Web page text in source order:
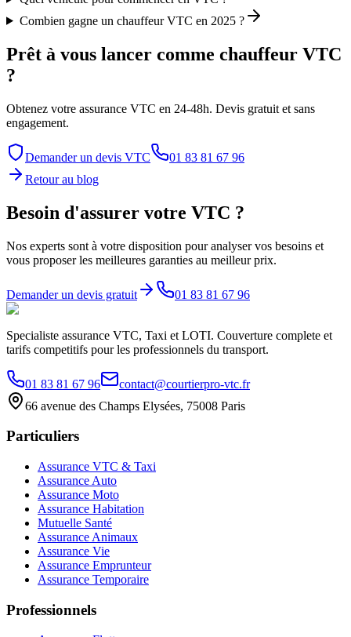
Combien gagne un chauffeur VTC en 2025 ?
Prêt à vous lancer comme chauffeur VTC
?
Obtenez votre assurance VTC en 24-48h. Devis gratuit et sans
engagement.
Demander un devis VTC
01 83 81 67 96
Retour au blog
Besoin d'assurer votre VTC ?
Nos experts sont à votre disposition pour analyser vos besoins et
vous proposer les meilleures garanties au meilleur prix.
Demander un devis gratuit 01 83 81 67 96
Specialiste assurance VTC, Taxi et LOTI. Couverture complete et
tarifs competitifs pour les professionnels du transport.
01 83 81 67 96
contact@courtierpro-vtc.fr
66 avenue des Champs Elysées, 75008 Paris
Particuliers
Assurance VTC & Taxi
Assurance Auto
Assurance Moto
Assurance Habitation
Mutuelle Santé
Assurance Animaux
Assurance Vie
Assurance Emprunteur
Assurance Temporaire
Professionnels